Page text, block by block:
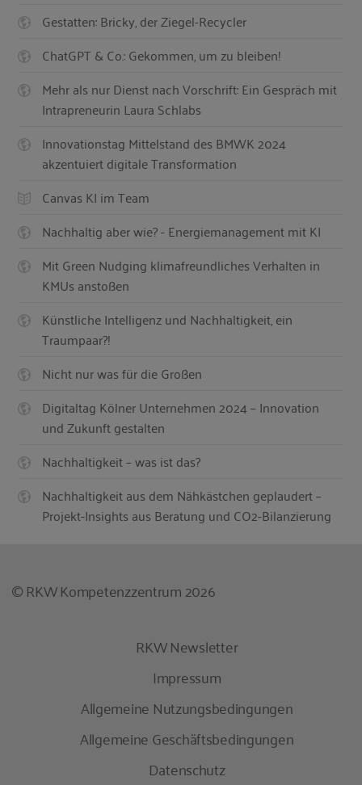
Gestatten: Bricky, der Ziegel-Recycler
ChatGPT & Co.: Gekommen, um zu bleiben!
Mehr als nur Dienst nach Vorschrift: Ein Gespräch mit
Intrapreneurin Laura Schlabs
Innovationstag Mittelstand des BMWK 2024
akzentuiert digitale Transformation
Canvas KI im Team
Nachhaltig aber wie? - Energiemanagement mit KI
Mit Green Nudging klimafreundliches Verhalten in
KMUs anstoßen
Künstliche Intelligenz und Nachhaltigkeit, ein
Traumpaar?!
Nicht nur was für die Großen
Digitaltag Kölner Unternehmen 2024 – Innovation
und Zukunft gestalten
Nachhaltigkeit – was ist das?
Nachhaltigkeit aus dem Nähkästchen geplaudert –
Projekt-Insights aus Beratung und CO2-Bilanzierung
© RKW Kompetenzzentrum 2026
RKW Newsletter
Impressum
Allgemeine Nutzungsbedingungen
Allgemeine Geschäftsbedingungen
Datenschutz